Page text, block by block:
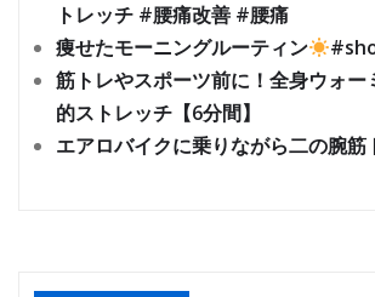
トレッチ #腰痛改善 #腰痛
痩せたモーニングルーティン
筋トレやスポーツ前に！全身ウォー
的ストレッチ【6分間】
エアロバイクに乗りながら二の腕筋